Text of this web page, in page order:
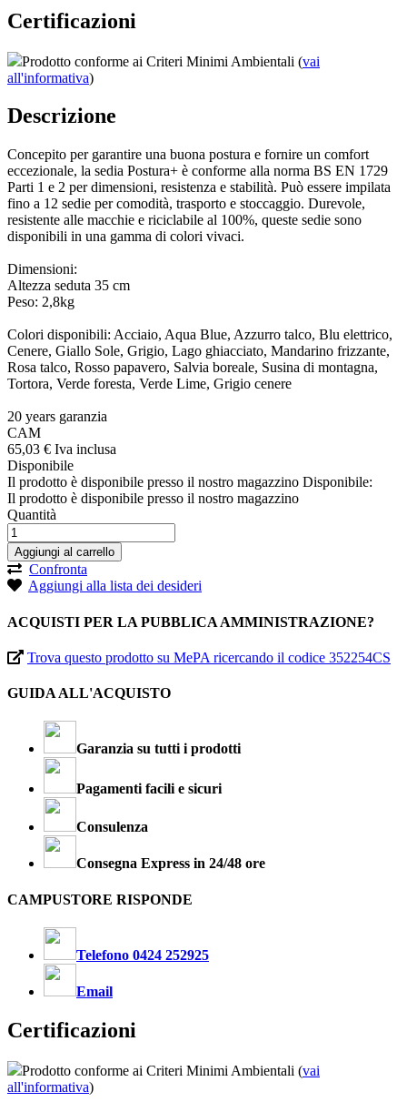
Certificazioni
Prodotto conforme ai Criteri Minimi Ambientali (vai
all'informativa)
Descrizione
Concepito per garantire una buona postura e fornire un comfort
eccezionale, la sedia Postura+ è conforme alla norma BS EN 1729
Parti 1 e 2 per dimensioni, resistenza e stabilità. Può essere impilata
fino a 12 sedie per comodità, trasporto e stoccaggio. Durevole,
resistente alle macchie e riciclabile al 100%, queste sedie sono
disponibili in una gamma di colori vivaci.
Dimensioni:
Altezza seduta 35 cm
Peso: 2,8kg
Colori disponibili: Acciaio, Aqua Blue, Azzurro talco, Blu elettrico,
Cenere, Giallo Sole, Grigio, Lago ghiacciato, Mandarino frizzante,
Rosa talco, Rosso papavero, Salvia boreale, Susina di montagna,
Tortora, Verde foresta, Verde Lime, Grigio cenere
20 years garanzia
CAM
65,03 € Iva inclusa
Disponibile
Il prodotto è disponibile presso il nostro magazzino Disponibile:
Il prodotto è disponibile presso il nostro magazzino
Quantità
Aggiungi al carrello
Confronta
Aggiungi alla lista dei desideri
ACQUISTI PER LA PUBBLICA AMMINISTRAZIONE?
Trova questo prodotto su MePA ricercando il codice 352254CS
GUIDA ALL'ACQUISTO
Garanzia su tutti i prodotti
Pagamenti facili e sicuri
Consulenza
Consegna Express in 24/48 ore
CAMPUSTORE RISPONDE
Telefono 0424 252925
Email
Certificazioni
Prodotto conforme ai Criteri Minimi Ambientali (vai
all'informativa)